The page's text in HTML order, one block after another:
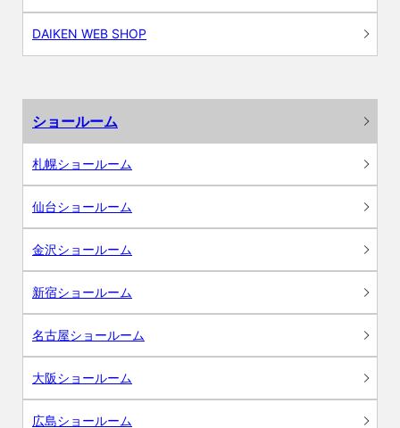
DAIKEN WEB SHOP
ショールーム
札幌ショールーム
仙台ショールーム
金沢ショールーム
新宿ショールーム
名古屋ショールーム
大阪ショールーム
広島ショールーム